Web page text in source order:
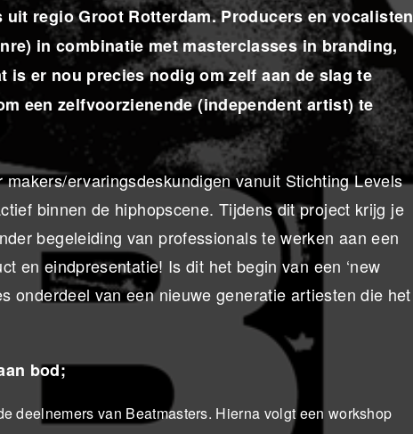
regio Groot Rotterdam. Producers en vocalisten
in combinatie met masterclasses in branding,
er nou precies nodig om zelf aan de slag te
een zelfvoorzienende (independent artist) te
ervaringsdeskundigen vanuit Stichting Levels
binnen de hiphopscene. Tijdens dit project krijg je
begeleiding van professionals te werken aan een
en eindpresentatie! Is dit het begin van een ‘new
onderdeel van een nieuwe generatie artiesten die het
bod;
deelnemers van Beatmasters. Hierna volgt een workshop